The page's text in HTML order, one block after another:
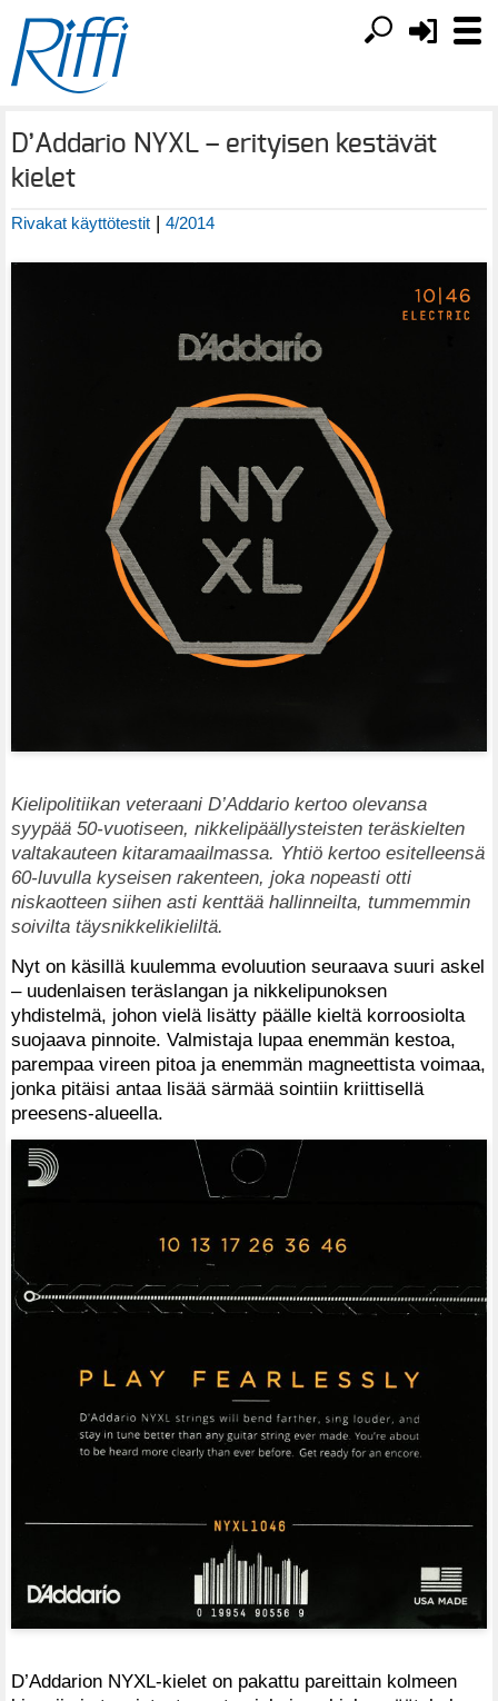
D’Addario NYXL – erityisen kestävät
kielet
Rivakat käyttötestit | 4/2014
Kielipolitiikan veteraani D’Addario kertoo olevansa
syypää 50-vuotiseen, nikkelipäällysteisten teräskielten
valtakauteen kitaramaailmassa. Yhtiö kertoo esitelleensä
60-luvulla kyseisen rakenteen, joka nopeasti otti
niskaotteen siihen asti kenttää hallinneilta, tummemmin
soivilta täysnikkelikieliltä.
Nyt on käsillä kuulemma evoluution seuraava suuri askel
– uudenlaisen teräslangan ja nikkelipunoksen
yhdistelmä, johon vielä lisätty päälle kieltä korroosiolta
suojaava pinnoite. Valmistaja lupaa enemmän kestoa,
parempaa vireen pitoa ja enemmän magneettista voimaa,
jonka pitäisi antaa lisää särmää sointiin kriittisellä
preesens-alueella.
D’Addarion NYXL-kielet on pakattu pareittain kolmeen